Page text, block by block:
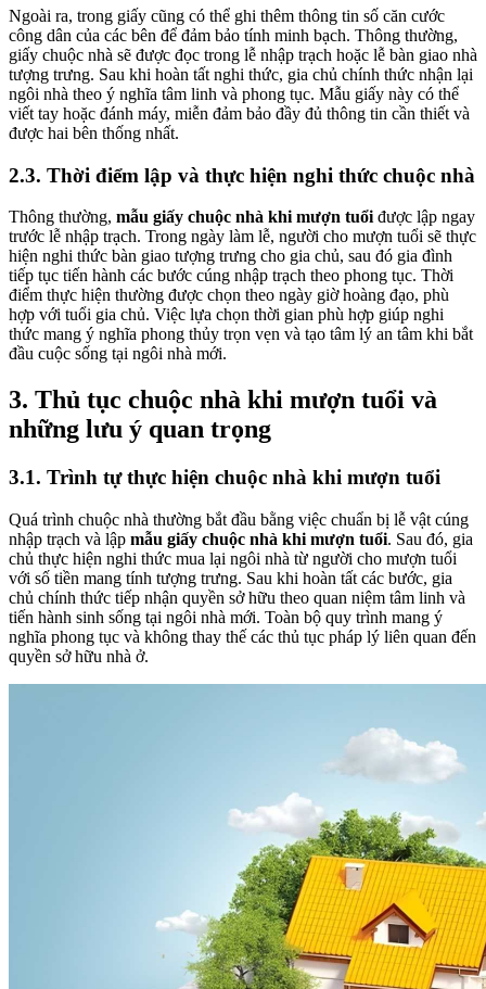
Ngoài ra, trong giấy cũng có thể ghi thêm thông tin số căn cước
công dân của các bên để đảm bảo tính minh bạch. Thông thường,
giấy chuộc nhà sẽ được đọc trong lễ nhập trạch hoặc lễ bàn giao nhà
tượng trưng. Sau khi hoàn tất nghi thức, gia chủ chính thức nhận lại
ngôi nhà theo ý nghĩa tâm linh và phong tục. Mẫu giấy này có thể
viết tay hoặc đánh máy, miễn đảm bảo đầy đủ thông tin cần thiết và
được hai bên thống nhất.
2.3. Thời điểm lập và thực hiện nghi thức chuộc nhà
Thông thường, mẫu giấy chuộc nhà khi mượn tuổiđược lập ngay
trước lễ nhập trạch. Trong ngày làm lễ, người cho mượn tuổi sẽ thực
hiện nghi thức bàn giao tượng trưng cho gia chủ, sau đó gia đình
tiếp tục tiến hành các bước cúng nhập trạch theo phong tục. Thời
điểm thực hiện thường được chọn theo ngày giờ hoàng đạo, phù
hợp với tuổi gia chủ. Việc lựa chọn thời gian phù hợp giúp nghi
thức mang ý nghĩa phong thủy trọn vẹn và tạo tâm lý an tâm khi bắt
đầu cuộc sống tại ngôi nhà mới.
3. Thủ tục chuộc nhà khi mượn tuổi và
những lưu ý quan trọng
3.1. Trình tự thực hiện chuộc nhà khi mượn tuổi
Quá trình chuộc nhà thường bắt đầu bằng việc chuẩn bị lễ vật cúng
nhập trạch và lập mẫu giấy chuộc nhà khi mượn tuổi. Sau đó, gia
chủ thực hiện nghi thức mua lại ngôi nhà từ người cho mượn tuổi
với số tiền mang tính tượng trưng. Sau khi hoàn tất các bước, gia
chủ chính thức tiếp nhận quyền sở hữu theo quan niệm tâm linh và
tiến hành sinh sống tại ngôi nhà mới. Toàn bộ quy trình mang ý
nghĩa phong tục và không thay thế các thủ tục pháp lý liên quan đến
quyền sở hữu nhà ở.